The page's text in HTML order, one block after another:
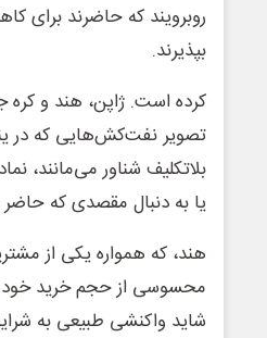
روبرویند که حاضرند برای
بپذیرند.
کرده است. ژاپن، هند و کره
تصویر نفت‌کش‌هایی که در
بلاتکلیف شناور می‌مانند،
یا به دنبال مقصدی که
هند، که همواره یکی از
محسوسی از حجم خرید خود
شاید واکنشی طبیعی به